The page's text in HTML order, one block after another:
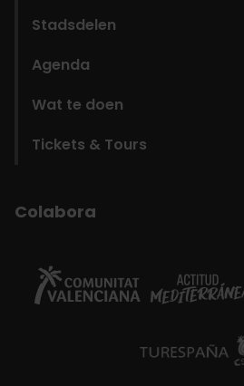
Stadsdelen
Agenda
Wat te doen
Tickets & Tours
Colabora